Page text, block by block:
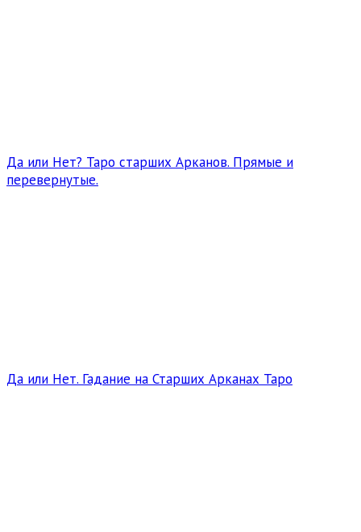
Да или Нет? Таро старших Арканов. Прямые и
перевернутые.
Да или Нет. Гадание на Старших Арканах Таро